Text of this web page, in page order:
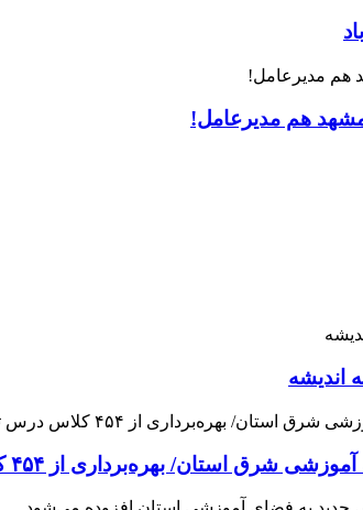
هم مدیرعامل!
اندیشه
بهره‌برداری از ۴۵۴ کلاس درس تا مهرماه